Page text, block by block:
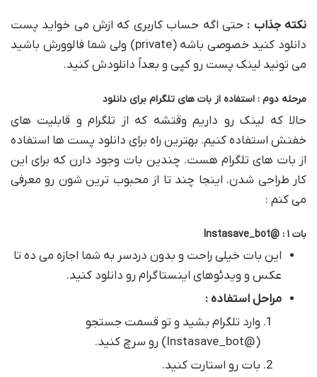
نکته جذاب : حتی اگه حساب کاربری که ازش می خواید پست
دانلود کنید خصوصی باشه (private) ولی شما فالوورش باشید
می تونید لینک پست رو کپی و بعداً دانلودش کنید.
مرحله دوم : استفاده از بات های تلگرام برای دانلود
حالا که لینک رو داریم وقتشه که از تلگرام و قابلیت های
خفنش استفاده کنیم. بهترین راه برای دانلود پست ها استفاده
از بات های تلگرام هست. چندین بات وجود دارن که برای این
کار طراحی شدن. اینجا چند تا از محبوب ترین شون رو معرفی
می کنم :
بات ۱ : @Instasave_bot
این بات خیلی راحت و بدون دردسر به شما اجازه می ده تا
عکس و ویدئوهای اینستاگرام رو دانلود کنید.
مراحل استفاده :
وارد تلگرام بشید و تو قسمت جستجو
(@Instasave_bot) رو سرچ کنید.
بات رو استارت کنید.